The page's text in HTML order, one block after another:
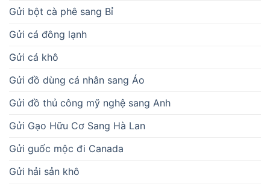
Gửi bột cà phê sang Bỉ
Gửi cá đông lạnh
Gửi cá khô
Gửi đồ dùng cá nhân sang Áo
Gửi đồ thủ công mỹ nghệ sang Anh
Gửi Gạo Hữu Cơ Sang Hà Lan
Gửi guốc mộc đi Canada
Gửi hải sản khô